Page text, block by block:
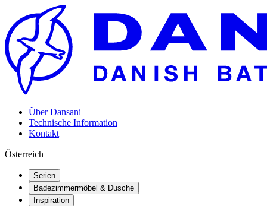
Über Dansani
Technische Information
Kontakt
Österreich
Serien
Badezimmermöbel & Dusche
Inspiration